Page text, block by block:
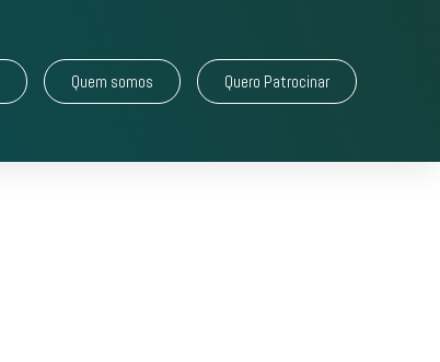
Quem somos Quero Patrocinar